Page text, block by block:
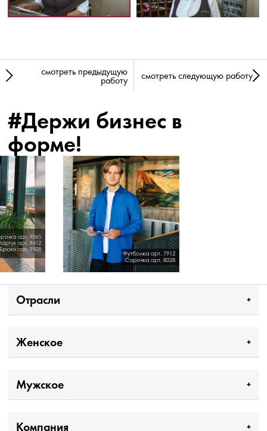
смотреть предыдущую
работу смотреть следующую работу
#Держи бизнес в
форме!
Отрасли
Женское
Мужское
Компания